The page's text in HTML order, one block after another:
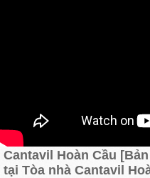
Cantavil Hoàn Cầu
tại Tòa nhà Cantavil